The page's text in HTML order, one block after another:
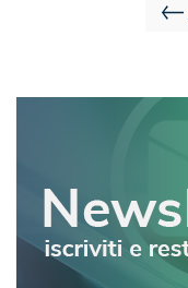
Navigazione